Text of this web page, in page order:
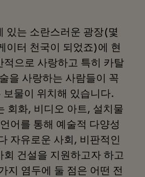
있는 소란스러운 광장(몇
이터 천국이 되었죠)에 현
적으로 사랑하고 특히 카탈
을 사랑하는 사람들이 꼭
보물이 위치해 있습니다.
회화, 비디오 아트, 설치물
어를 통해 예술적 다양성
자유로운 사회, 비판적인
회 건설을 지원하고자 하고
지 염두에 둘 점은 어떤 전